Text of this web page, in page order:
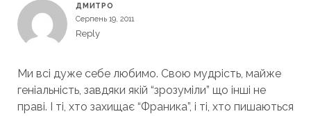
ДМИТРО
Серпень 19, 2011
Reply
Ми всі дуже себе любимо. Свою мудрість, майже
геніальність, завдяки якій “зрозуміли” що інші не
праві. І ті, хто захищає “Франика”, і ті, хто пишаються